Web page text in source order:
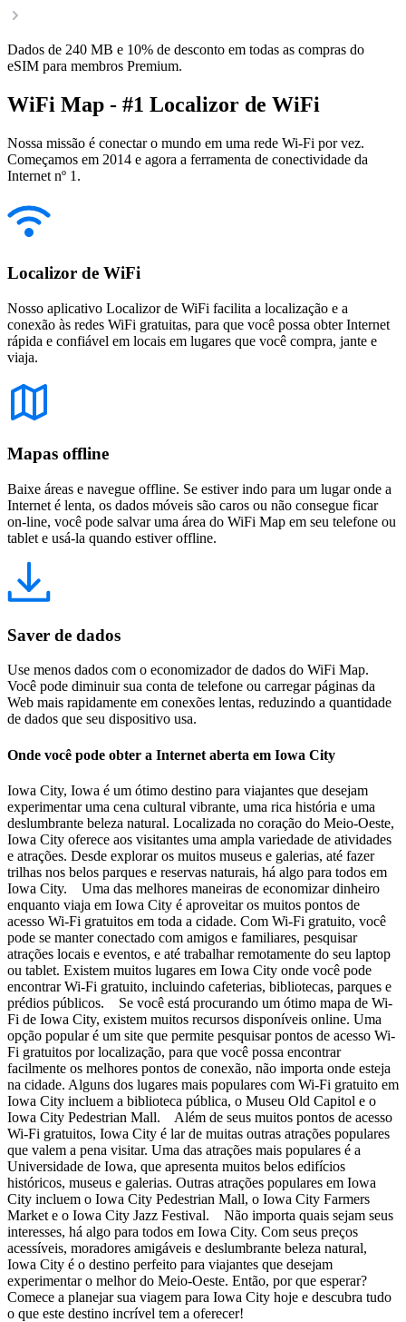
Dados de 240 MB e 10% de desconto em todas as compras do
eSIM para membros Premium.
WiFi Map - #1 Localizor de WiFi
Nossa missão é conectar o mundo em uma rede Wi-Fi por vez.
Começamos em 2014 e agora a ferramenta de conectividade da
Internet nº 1.
Localizor de WiFi
Nosso aplicativo Localizor de WiFi facilita a localização e a
conexão às redes WiFi gratuitas, para que você possa obter Internet
rápida e confiável em locais em lugares que você compra, jante e
viaja.
Mapas offline
Baixe áreas e navegue offline. Se estiver indo para um lugar onde a
Internet é lenta, os dados móveis são caros ou não consegue ficar
on-line, você pode salvar uma área do WiFi Map em seu telefone ou
tablet e usá-la quando estiver offline.
Saver de dados
Use menos dados com o economizador de dados do WiFi Map.
Você pode diminuir sua conta de telefone ou carregar páginas da
Web mais rapidamente em conexões lentas, reduzindo a quantidade
de dados que seu dispositivo usa.
Onde você pode obter a Internet aberta em Iowa City
Iowa City, Iowa é um ótimo destino para viajantes que desejam
experimentar uma cena cultural vibrante, uma rica história e uma
deslumbrante beleza natural. Localizada no coração do Meio-Oeste,
Iowa City oferece aos visitantes uma ampla variedade de atividades
e atrações. Desde explorar os muitos museus e galerias, até fazer
trilhas nos belos parques e reservas naturais, há algo para todos em
Iowa City. Uma das melhores maneiras de economizar dinheiro
enquanto viaja em Iowa City é aproveitar os muitos pontos de
acesso Wi-Fi gratuitos em toda a cidade. Com Wi-Fi gratuito, você
pode se manter conectado com amigos e familiares, pesquisar
atrações locais e eventos, e até trabalhar remotamente do seu laptop
ou tablet. Existem muitos lugares em Iowa City onde você pode
encontrar Wi-Fi gratuito, incluindo cafeterias, bibliotecas, parques e
prédios públicos. Se você está procurando um ótimo mapa de Wi-
Fi de Iowa City, existem muitos recursos disponíveis online. Uma
opção popular é um site que permite pesquisar pontos de acesso Wi-
Fi gratuitos por localização, para que você possa encontrar
facilmente os melhores pontos de conexão, não importa onde esteja
na cidade. Alguns dos lugares mais populares com Wi-Fi gratuito em
Iowa City incluem a biblioteca pública, o Museu Old Capitol e o
Iowa City Pedestrian Mall. Além de seus muitos pontos de acesso
Wi-Fi gratuitos, Iowa City é lar de muitas outras atrações populares
que valem a pena visitar. Uma das atrações mais populares é a
Universidade de Iowa, que apresenta muitos belos edifícios
históricos, museus e galerias. Outras atrações populares em Iowa
City incluem o Iowa City Pedestrian Mall, o Iowa City Farmers
Market e o Iowa City Jazz Festival. Não importa quais sejam seus
interesses, há algo para todos em Iowa City. Com seus preços
acessíveis, moradores amigáveis e deslumbrante beleza natural,
Iowa City é o destino perfeito para viajantes que desejam
experimentar o melhor do Meio-Oeste. Então, por que esperar?
Comece a planejar sua viagem para Iowa City hoje e descubra tudo
o que este destino incrível tem a oferecer!